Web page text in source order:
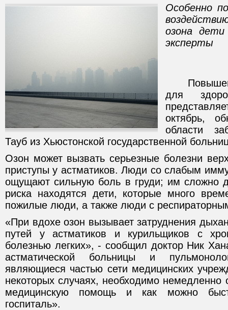
Особенно
озона
эксперты
для
октябрь,
области
Тауб из Хьюстонской государственной
Озон может вызвать серьезные болезни
приступы у астматиков. Люди со слабым
ощущают сильную боль в груди; им сложно
риска находятся дети, которые много
пожилые люди, а также люди с
«При вдохе озон вызывает затруднения
путей у астматиков и курильщиков с
болезнью легких», - сообщил доктор Ник
астматической больницы и
являющиеся частью сети медицинских
некоторых случаях, необходимо немедленно
медицинскую помощь и как можно
госпиталь».